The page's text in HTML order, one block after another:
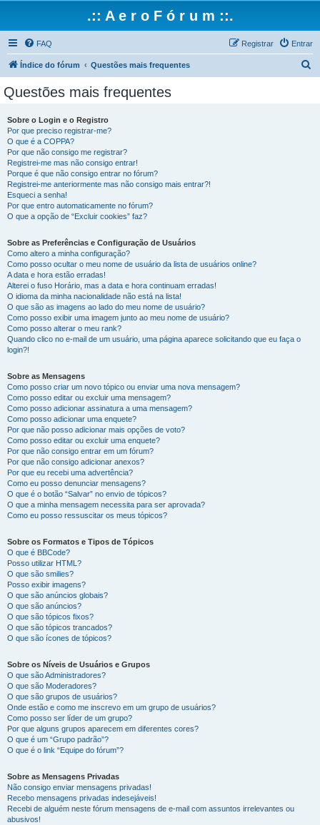
.:: A e r o F ó r u m ::.
FAQ Entrar
Registrar
Índice do fórum Questões mais frequentes
Questões mais frequentes
Sobre o Login e o Registro
Por que preciso registrar-me?
O que é a COPPA?
Por que não consigo me registrar?
Registrei-me mas não consigo entrar!
Porque é que não consigo entrar no fórum?
Registrei-me anteriormente mas não consigo mais entrar?!
Esqueci a senha!
Por que entro automaticamente no fórum?
O que a opção de “Excluir cookies” faz?
Sobre as Preferências e Configuração de Usuários
Como altero a minha configuração?
Como posso ocultar o meu nome de usuário da lista de usuários online?
A data e hora estão erradas!
Alterei o fuso Horário, mas a data e hora continuam erradas!
O idioma da minha nacionalidade não está na lista!
O que são as imagens ao lado do meu nome de usuário?
Como posso exibir uma imagem junto ao meu nome de usuário?
Como posso alterar o meu rank?
Quando clico no e-mail de um usuário, uma página aparece solicitando que eu faça o
login?!
Sobre as Mensagens
Como posso criar um novo tópico ou enviar uma nova mensagem?
Como posso editar ou excluir uma mensagem?
Como posso adicionar assinatura a uma mensagem?
Como posso adicionar uma enquete?
Por que não posso adicionar mais opções de voto?
Como posso editar ou excluir uma enquete?
Por que não consigo entrar em um fórum?
Por que não consigo adicionar anexos?
Por que eu recebi uma advertência?
Como eu posso denunciar mensagens?
O que é o botão “Salvar” no envio de tópicos?
O que a minha mensagem necessita para ser aprovada?
Como eu posso ressuscitar os meus tópicos?
Sobre os Formatos e Tipos de Tópicos
O que é BBCode?
Posso utilizar HTML?
O que são smilies?
Posso exibir imagens?
O que são anúncios globais?
O que são anúncios?
O que são tópicos fixos?
O que são tópicos trancados?
O que são ícones de tópicos?
Sobre os Níveis de Usuários e Grupos
O que são Administradores?
O que são Moderadores?
O que são grupos de usuários?
Onde estão e como me inscrevo em um grupo de usuários?
Como posso ser líder de um grupo?
Por que alguns grupos aparecem em diferentes cores?
O que é um “Grupo padrão”?
O que é o link “Equipe do fórum”?
Sobre as Mensagens Privadas
Não consigo enviar mensagens privadas!
Recebo mensagens privadas indesejáveis!
Recebi de alguém neste fórum mensagens de e-mail com assuntos irrelevantes ou
abusivos!